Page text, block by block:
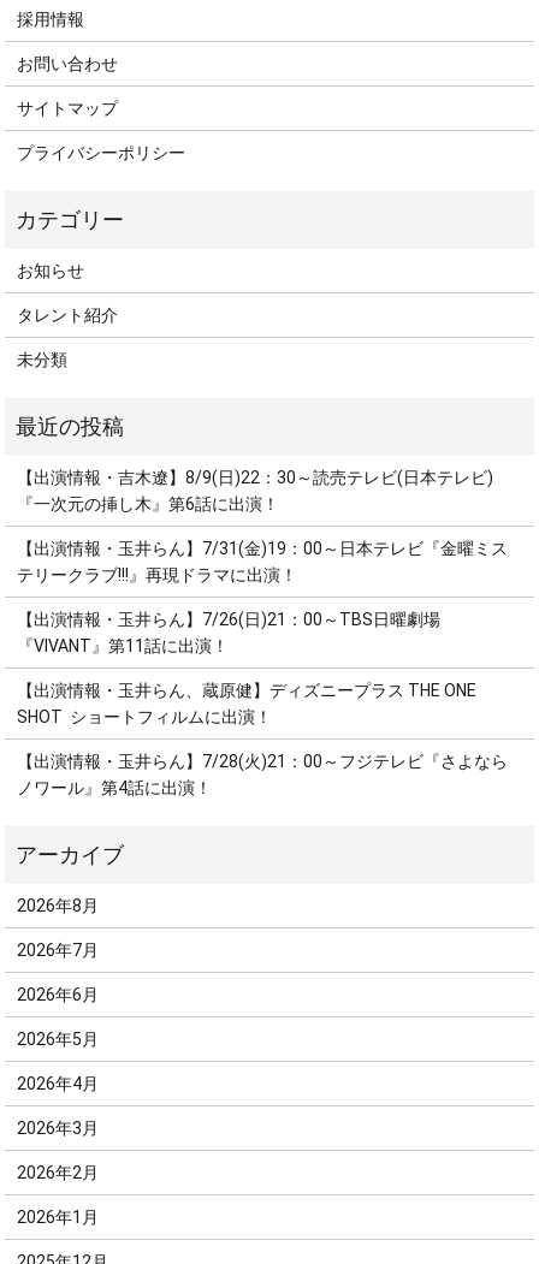
採用情報
お問い合わせ
サイトマップ
プライバシーポリシー
お知らせ
タレント紹介
未分類
【出演情報・吉木遼】8/9(日)22：30～読売テレビ(日本テレビ)
『一次元の挿し木』第6話に出演！
【出演情報・玉井らん】7/31(金)19：00～日本テレビ『金曜ミス
テリークラブ!!!』再現ドラマに出演！
【出演情報・玉井らん】7/26(日)21：00～TBS日曜劇場
『VIVANT』第11話に出演！
【出演情報・玉井らん、蔵原健】ディズニープラス THE ONE
SHOT ショートフィルムに出演！
【出演情報・玉井らん】7/28(火)21：00～フジテレビ『さよなら
ノワール』第4話に出演！
2026年8月
2026年7月
2026年6月
2026年5月
2026年4月
2026年3月
2026年2月
2026年1月